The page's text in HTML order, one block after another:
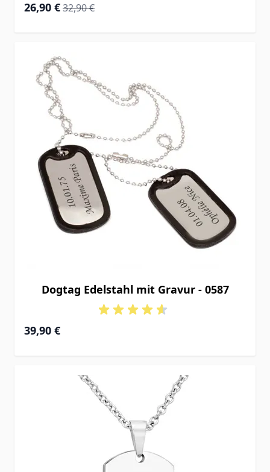
Special Price
26,90 € Regular Price
32,90 €
Dogtag Edelstahl mit Gravur - 0587
39,90 €